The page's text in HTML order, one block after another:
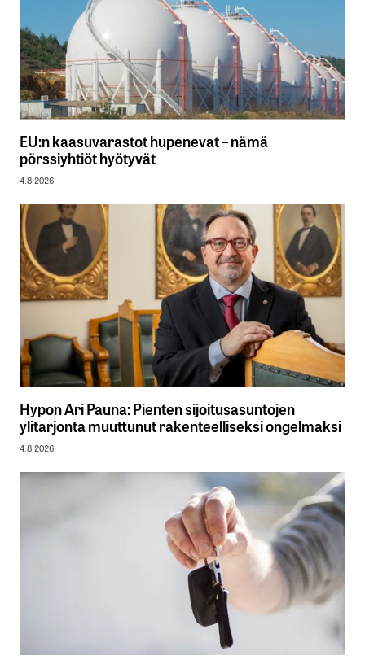
EU:n kaasuvarastot hupenevat – nämä
pörssiyhtiöt hyötyvät
4.8.2026
Hypon Ari Pauna: Pienten sijoitusasuntojen
ylitarjonta muuttunut rakenteelliseksi ongelmaksi
4.8.2026